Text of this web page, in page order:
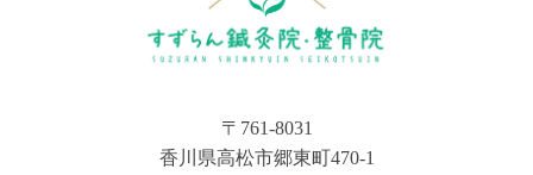
〒761-8031
香川県高松市郷東町470-1